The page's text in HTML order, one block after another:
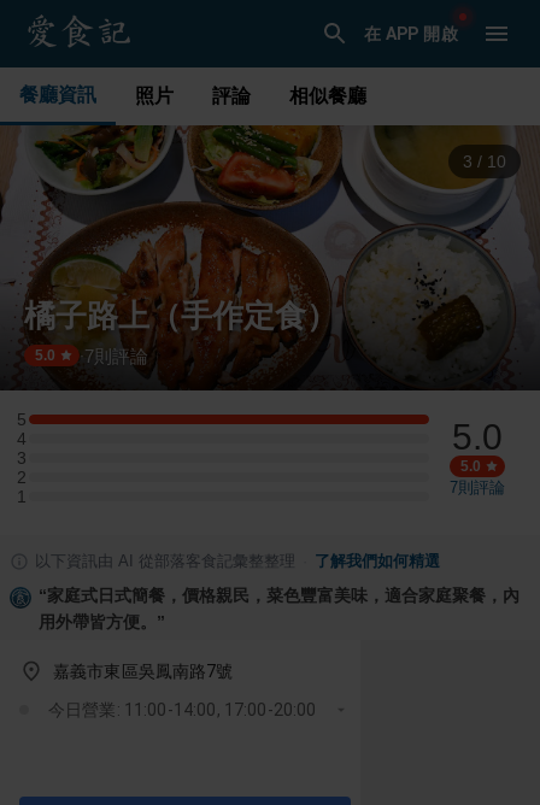
在 APP 開啟
餐廳資訊 照片 評論 相似餐廳
4 / 10
橘子路上（手作定食）
5.0 ·7則評論
5
5 星：2 則評論
4
4 星：0 則評論
3
3 星：0 則評論
2
2 星：0 則評論
1
1 星：0 則評論
5.0
5.0
7則評論
以下資訊由 AI 從部落客食記彙整整理 了解我們如何精選
“家庭式日式簡餐，價格親民，菜色豐富美味，適合家庭聚餐，內
用外帶皆方便。 ”
嘉義市東區吳鳳南路7號
今日營業: 11:00-14:00, 17:00-20:00